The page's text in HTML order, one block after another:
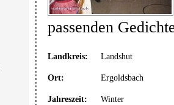
passenden
Landkreis: Landshut
Ort: Ergoldsbach
Jahreszeit: Winter